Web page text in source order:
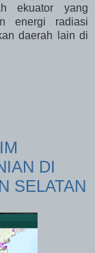
ekuator yang
energi radiasi
daerah lain di
DI
SELATAN